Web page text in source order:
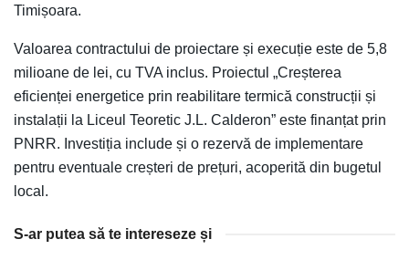
Timișoara.
Valoarea contractului de proiectare și execuție este de 5,8
milioane de lei, cu TVA inclus. Proiectul „Creșterea
eficienței energetice prin reabilitare termică construcții și
instalații la Liceul Teoretic J.L. Calderon” este finanțat prin
PNRR. Investiția include și o rezervă de implementare
pentru eventuale creșteri de prețuri, acoperită din bugetul
local.
S-ar putea să te intereseze și